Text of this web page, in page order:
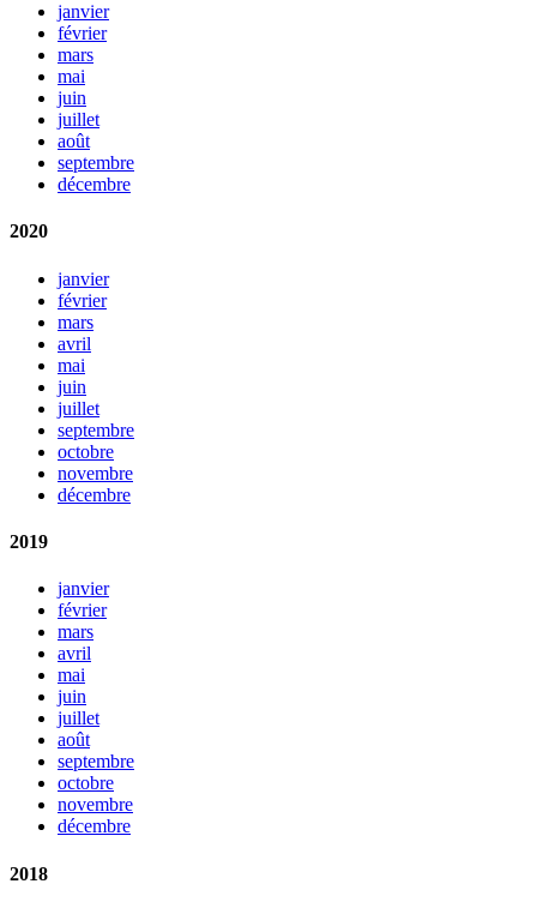
janvier
février
mars
mai
juin
juillet
août
septembre
décembre
2020
janvier
février
mars
avril
mai
juin
juillet
septembre
octobre
novembre
décembre
2019
janvier
février
mars
avril
mai
juin
juillet
août
septembre
octobre
novembre
décembre
2018